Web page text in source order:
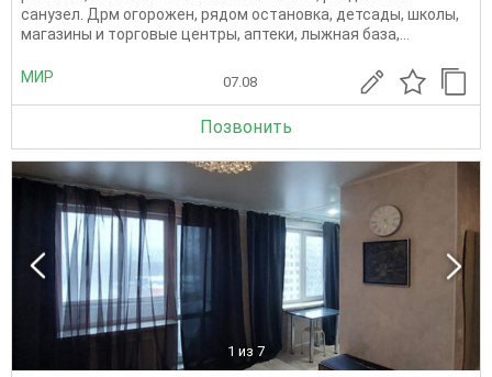
санузел. Дрм огорожен, рядом остановка, детсады, школы,
магазины и торговые центры, аптеки, лыжная база,...
МИР 07.08
Позвонить
1 из 7